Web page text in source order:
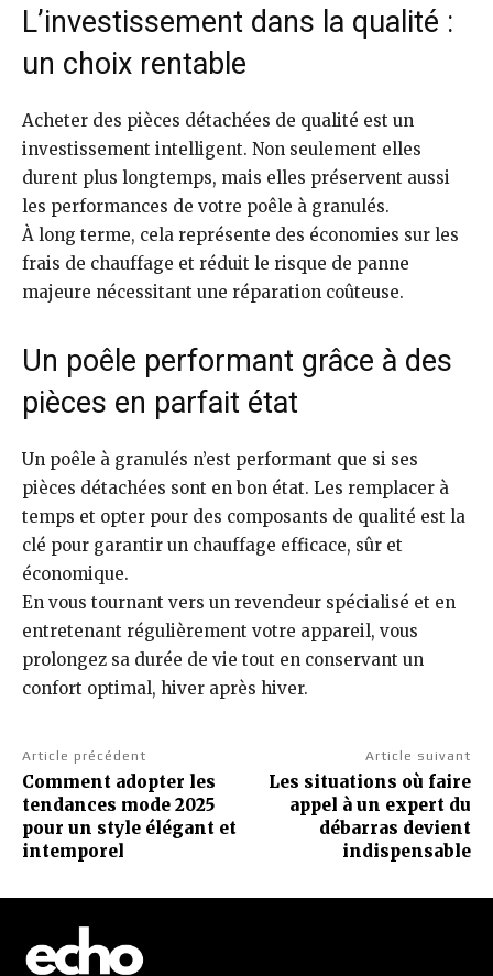
L’investissement dans la qualité :
un choix rentable
Acheter des pièces détachées de qualité est un
investissement intelligent. Non seulement elles
durent plus longtemps, mais elles préservent aussi
les performances de votre poêle à granulés.
À long terme, cela représente des économies sur les
frais de chauffage et réduit le risque de panne
majeure nécessitant une réparation coûteuse.
Un poêle performant grâce à des
pièces en parfait état
Un poêle à granulés n’est performant que si ses
pièces détachées sont en bon état. Les remplacer à
temps et opter pour des composants de qualité est la
clé pour garantir un chauffage efficace, sûr et
économique.
En vous tournant vers un revendeur spécialisé et en
entretenant régulièrement votre appareil, vous
prolongez sa durée de vie tout en conservant un
confort optimal, hiver après hiver.
Article précédent
Comment adopter les
tendances mode 2025
pour un style élégant et
intemporel
Article suivant
Les situations où faire
appel à un expert du
débarras devient
indispensable